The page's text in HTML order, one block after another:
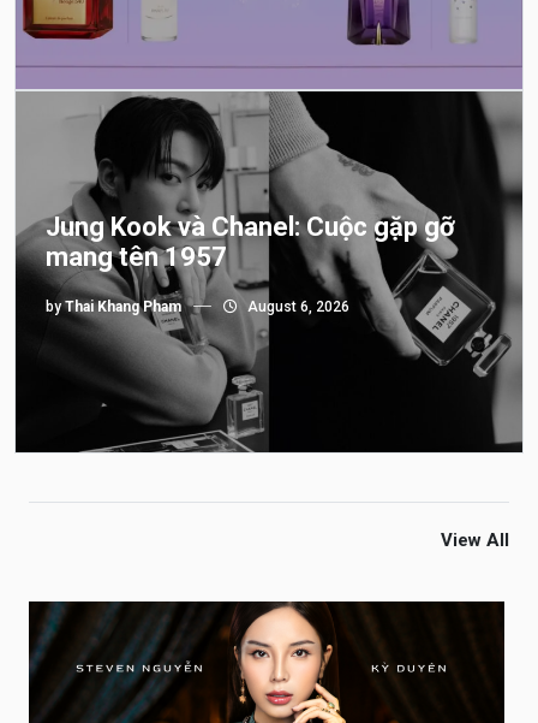
Jung Kook và Chanel: Cuộc gặp gỡ
mang tên 1957
byThai Khang Pham August 6, 2026
View All